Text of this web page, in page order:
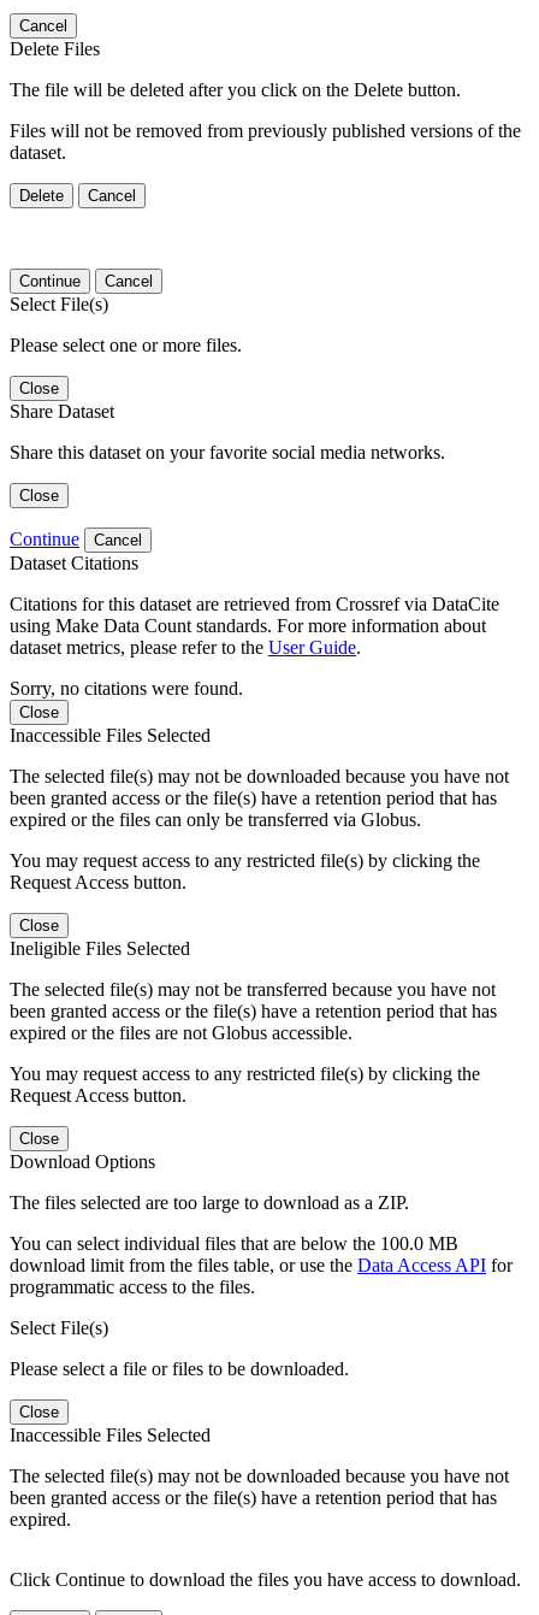
Cancel
Delete Files
The file will be deleted after you click on the Delete button.
Files will not be removed from previously published versions of the
dataset.
Delete Cancel
Continue Cancel
Select File(s)
Please select one or more files.
Close
Share Dataset
Share this dataset on your favorite social media networks.
Close
Continue Cancel
Dataset Citations
Citations for this dataset are retrieved from Crossref via DataCite
using Make Data Count standards. For more information about
dataset metrics, please refer to the User Guide.
Sorry, no citations were found.
Close
Inaccessible Files Selected
The selected file(s) may not be downloaded because you have not
been granted access or the file(s) have a retention period that has
expired or the files can only be transferred via Globus.
You may request access to any restricted file(s) by clicking the
Request Access button.
Close
Ineligible Files Selected
The selected file(s) may not be transferred because you have not
been granted access or the file(s) have a retention period that has
expired or the files are not Globus accessible.
You may request access to any restricted file(s) by clicking the
Request Access button.
Close
Download Options
The files selected are too large to download as a ZIP.
You can select individual files that are below the 100.0 MB
download limit from the files table, or use the Data Access API for
programmatic access to the files.
Select File(s)
Please select a file or files to be downloaded.
Close
Inaccessible Files Selected
The selected file(s) may not be downloaded because you have not
been granted access or the file(s) have a retention period that has
expired.
Click Continue to download the files you have access to download.